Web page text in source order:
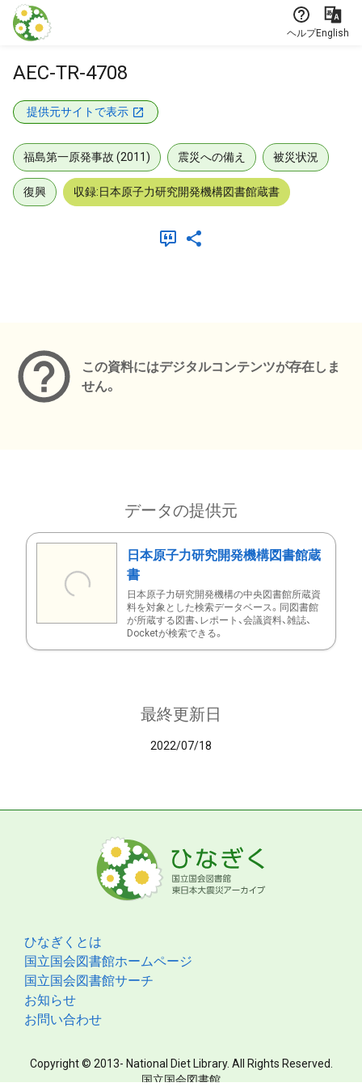
本文に飛ぶ
ヘルプEnglish
AEC-TR-4708
提供元サイトで表示
福島第一原発事故 (2011) 震災への備え 被災状況
復興 収録:日本原子力研究開発機構図書館蔵書
この資料にはデジタルコンテンツが存在しま
せん。
データの提供元
日本原子力研究開発機構図書館蔵
書
日本原子力研究開発機構の中央図書館所蔵資
料を対象とした検索データベース。同図書館
が所蔵する図書、レポート、会議資料、雑誌、
Docketが検索できる。
最終更新日
2022/07/18
ひなぎくとは
国立国会図書館ホームページ
国立国会図書館サーチ
お知らせ
お問い合わせ
Copyright © 2013- National Diet Library. All Rights Reserved.